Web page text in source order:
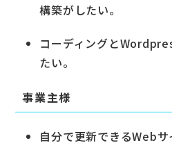
構築がしたい。
コーディングと
たい。
事業主様
自分で更新できるWebサ